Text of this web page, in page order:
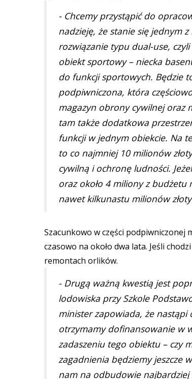
- Chcemy przystąpić do
nadzieję, że stanie się jednym
rozwiązanie typu dual-use,
obiekt sportowy – niecka
do funkcji sportowych. Będzie
podpiwniczona, która
magazyn obrony cywilnej oraz
tam także dodatkowa
funkcji w jednym obiekcie. Na
to co najmniej 10 milionów
cywilną i ochronę ludności.
oraz około 4 miliony z
nawet kilkunastu milionów
Szacunkowo w części podpiwniczonej
czasowo na około dwa lata. Jeśli
remontach orlików.
- Drugą ważną kwestią jest
lodowiska przy Szkole
minister zapowiada, że
otrzymamy dofinansowanie w
zadaszeniu tego obiektu – czy
zagadnienia będziemy jeszcze
nam na odbudowie